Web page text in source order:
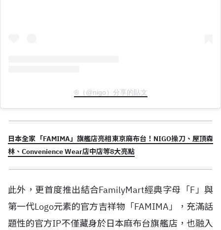
®（@nigo）分享的貼文
日本全家「FAMIMA」旗艦店亮相東京麻布台！NIGO操刀、屋頂森
林、Convenience Wear店中店等8大亮點
此外，更首度推出結合FamilyMart經典字母「F」與
第一代Logo元素的官方吉祥物「FAMIMA」，充滿話
題性的官方IP不僅藏身於日本麻布台旗艦店，也融入